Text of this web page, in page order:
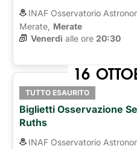
INAF Osservatorio
Merate, Merate
Venerdì alle ore 20:30
16
TUTTO ESAURITO
Biglietti Osservazione
Ruths
INAF Osservatorio